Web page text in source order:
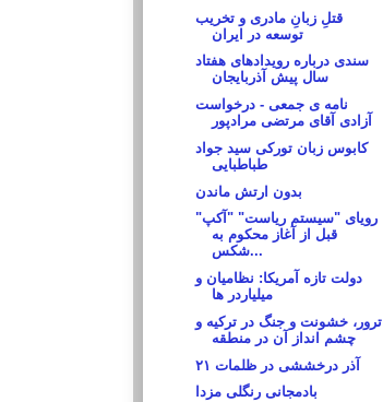
قتلِ زبانِ مادری و تخریب
توسعه در ایران
سندی درباره رویدادهای هفتاد
سال پیش آذربایجان
نامه ی جمعی - درخواست
آزادی آقای مرتضی مرادپور
كابوس زبان توركى سيد جواد
طباطبايى
بدون ارتش ماندن
رویای "سیستم ریاست" "آکپ"
قبل از آغاز محکوم به
شکس...
دولت تازه آمریکا: نظامیان و
میلیاردر ها
ترور، خشونت و جنگ در ترکیه و
چشم انداز آن در منطقه
۲۱ آذر درخششی در ظلمات
بادمجانی رنگلی مزدا